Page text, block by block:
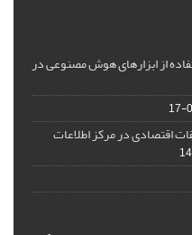
از ابزارهای هوش مصنوعی در
اقتصادی در مرکز اطلاعات